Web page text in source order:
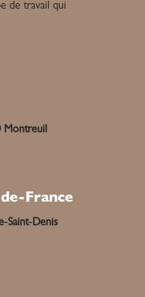
de travail qui
Montreuil
France
Saint-Denis